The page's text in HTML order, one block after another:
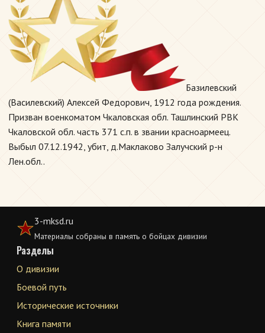
Базилевский
(Василевский) Алексей Федорович, 1912 года рождения.
Призван военкоматом Чкаловская обл. Ташлинский РВК
Чкаловской обл. часть 371 с.п. в звании красноармеец.
Выбыл 07.12.1942, убит, д.Маклаково Залучский р-н
Лен.обл..
3-mksd.ru
Материалы собраны в память о бойцах дивизии
Разделы
О дивизии
Боевой путь
Исторические источники
Книга памяти